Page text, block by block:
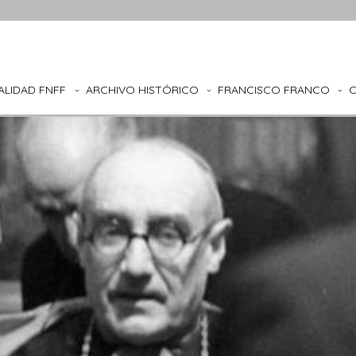
FNFF ARCHIVO HISTÓRICO FRANCISCO FRANCO